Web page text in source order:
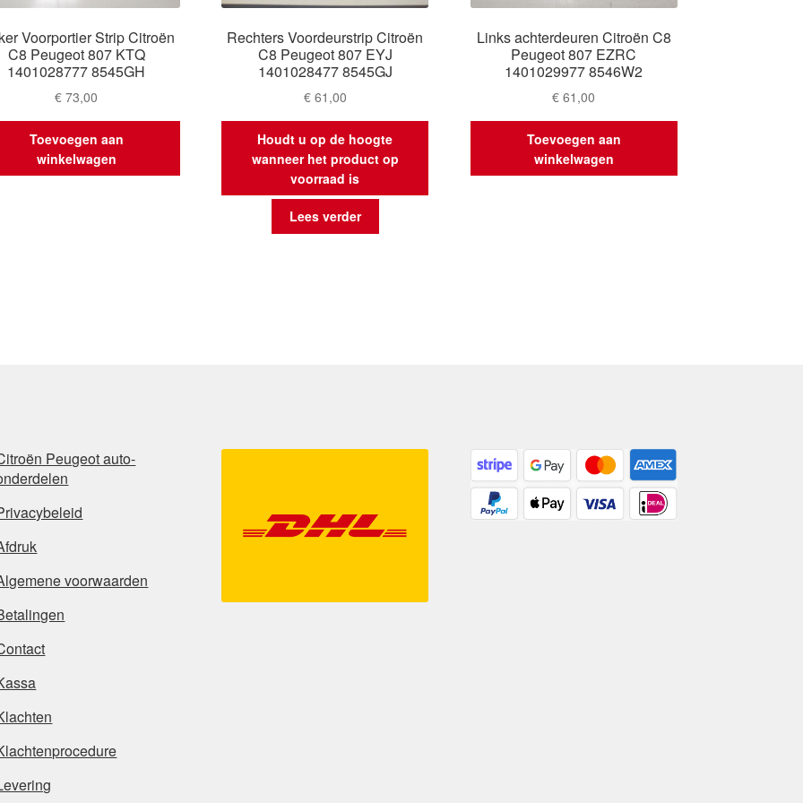
Voorportier Strip Citroën
C8 Peugeot 807 KTQ
1401028777 8545GH
€ 73,00
Toevoegen aan
winkelwagen
Rechters Voordeurstrip Citroën
C8 Peugeot 807 EYJ
1401028477 8545GJ
€61,00
Houdt u op de hoogte
wanneer het product op
voorraad is
Lees verder
Links achterdeuren Citroën C8
Peugeot 807 EZRC
1401029977 8546W2
€ 61,00
Toevoegen aan
winkelwagen
Peugeot auto-
voorwaarden